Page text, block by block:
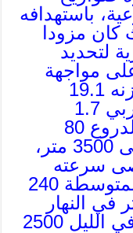
باستهدافه
كان مزودا
لتحديد
مواجهة
الحرب الالكترونية. ويبلغ وزنه 19.1
كيلوغرام، ووزن رأسه الحربي 1.7
كيلوغرام، ومدى اختراقه للدروع 80
ميليمترا، ومداه من 650 الى 3500 متر،
وأقصى سرعته
310 مترا بالثانية (سرعته المتوسطة 240
في النهار
3500 متر، والمدى المؤثر في الليل 2500